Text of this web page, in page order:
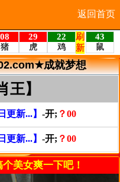
返回首页
成就梦想
王】
更新...】 -开; ？00
更新...】 -开; ？00
美女爽一下吧！